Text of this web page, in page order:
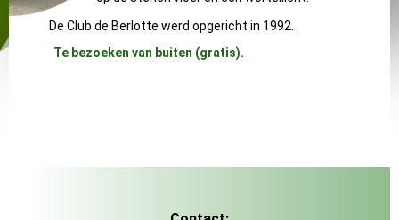
De Club de Berlotte werd opgericht in 1992.
Te bezoeken van buiten (gratis).